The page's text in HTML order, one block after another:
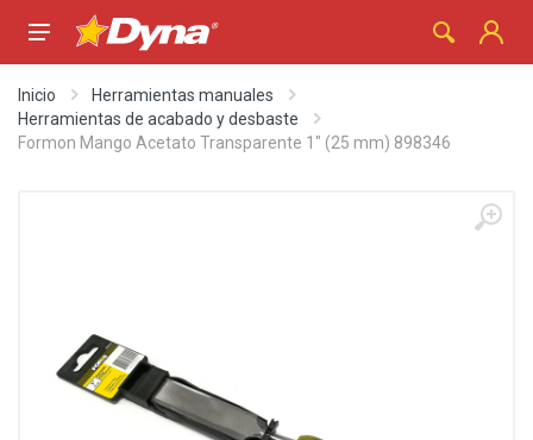
Inicio
Herramientas manuales
Herramientas de acabado y desbaste
Formon Mango Acetato Transparente 1" (25 mm) 898346